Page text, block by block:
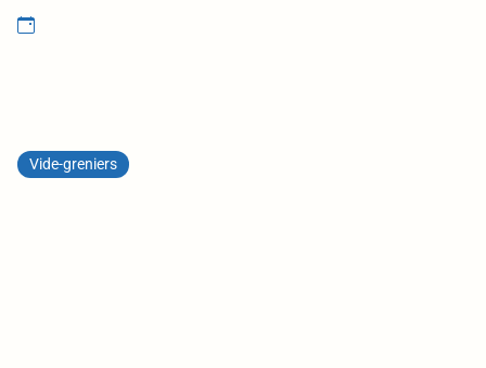
Vide-greniers